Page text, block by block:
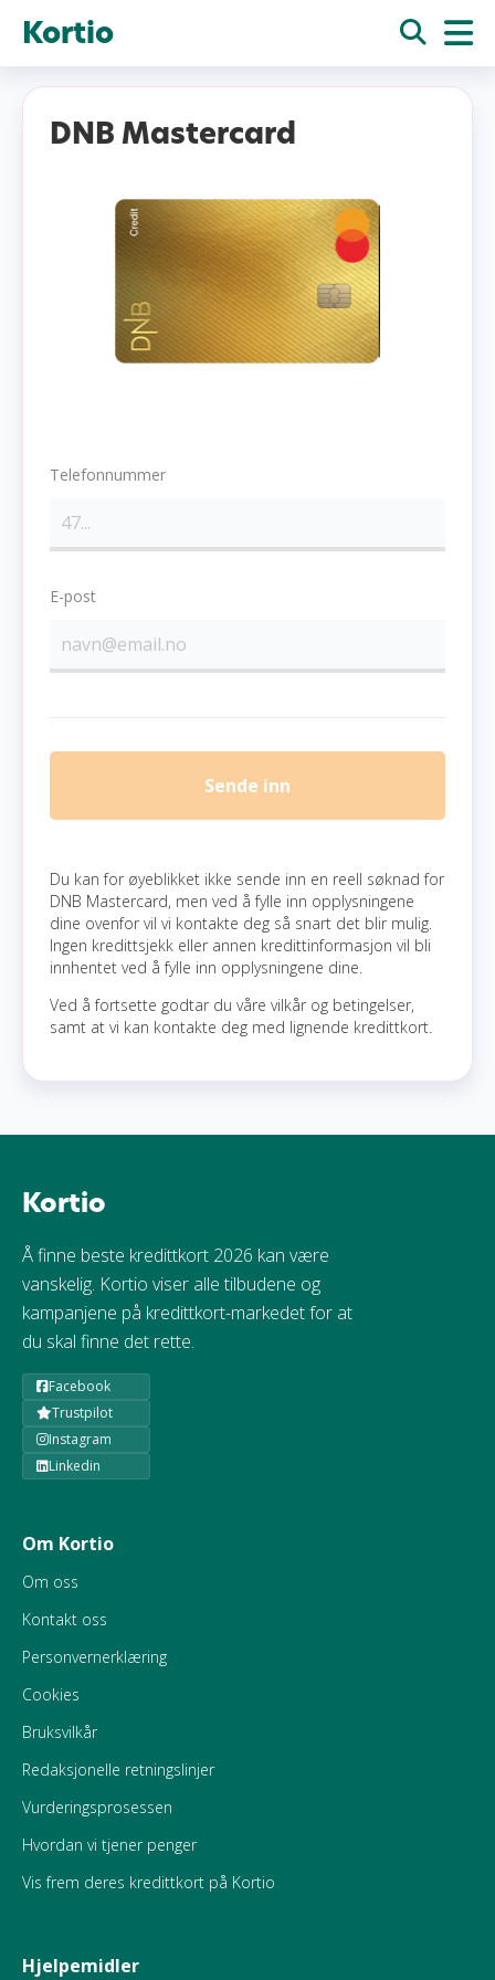
Kortio
DNB Mastercard
Telefonnummer
E-post
Sende inn
Du kan for øyeblikket ikke sende inn en reell søknad for
DNB Mastercard, men ved å fylle inn opplysningene
dine ovenfor vil vi kontakte deg så snart det blir mulig.
Ingen kredittsjekk eller annen kredittinformasjon vil bli
innhentet ved å fylle inn opplysningene dine.
Ved å fortsette godtar du våre vilkår og betingelser,
samt at vi kan kontakte deg med lignende kredittkort.
Kortio
Å finne beste kredittkort 2026 kan være
vanskelig. Kortio viser alle tilbudene og
kampanjene på kredittkort-markedet for at
du skal finne det rette.
Facebook
Trustpilot
Instagram
Linkedin
Om Kortio
Om oss
Kontakt oss
Personvernerklæring
Cookies
Bruksvilkår
Redaksjonelle retningslinjer
Vurderingsprosessen
Hvordan vi tjener penger
Vis frem deres kredittkort på Kortio
Hjelpemidler